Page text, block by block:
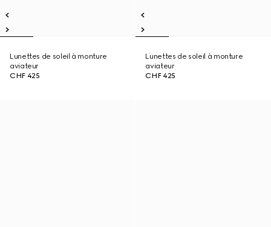
Lunettes de soleil à monture
aviateur
CHF 425
Lunettes de soleil à monture
aviateur
CHF 425